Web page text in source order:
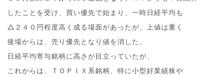
したことを受け、買い優先で始まり、一時日経平均も
△２４０円程度高く成る場面があったが、上値は重く
後場からは、売り優先となり値を消した。
日経平均寄与銘柄に高さが目立っていたが、
これからは、ＴＯＰＩＸ系銘柄、特に小型好業績株や